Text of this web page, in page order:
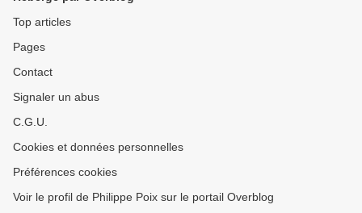
Top articles
Pages
Contact
Signaler un abus
C.G.U.
Cookies et données personnelles
Préférences cookies
Voir le profil de Philippe Poix sur le portail Overblog